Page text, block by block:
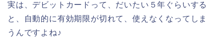
実は、デビットカードって、だいたい５年ぐらいする
と、自動的に有効期限が切れて、使えなくなってしま
うんですよね♪